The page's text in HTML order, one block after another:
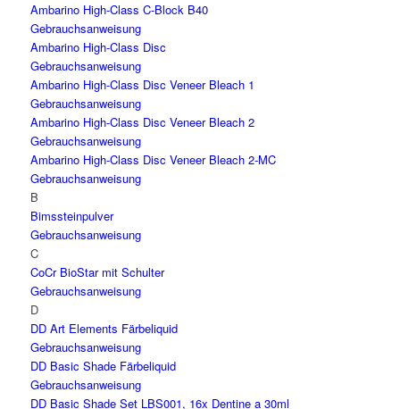
Ambarino High-Class C-Block B40
Gebrauchsanweisung
Ambarino High-Class Disc
Gebrauchsanweisung
Ambarino High-Class Disc Veneer Bleach 1
Gebrauchsanweisung
Ambarino High-Class Disc Veneer Bleach 2
Gebrauchsanweisung
Ambarino High-Class Disc Veneer Bleach 2-MC
Gebrauchsanweisung
B
Bimssteinpulver
Gebrauchsanweisung
C
CoCr BioStar mit Schulter
Gebrauchsanweisung
D
DD Art Elements Färbeliquid
Gebrauchsanweisung
DD Basic Shade Färbeliquid
Gebrauchsanweisung
DD Basic Shade Set LBS001, 16x Dentine a 30ml